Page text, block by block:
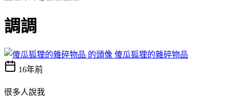
調調
傻瓜狐狸的雜碎物品
16年前
很多人說我